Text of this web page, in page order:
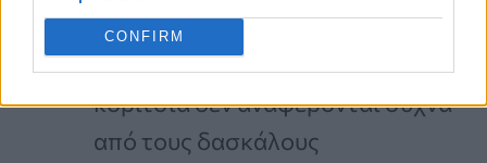
CONFIRM
καμουφλάρουν τις διαφορές τους
τααυτιστικά γνωρίσματαστα
κορίτσια δεν αναφέρονται συχνά
από τους δασκάλους